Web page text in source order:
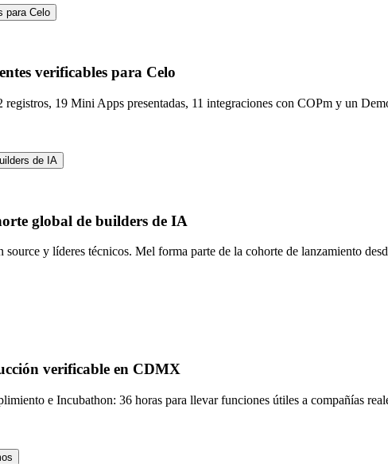
para Celo
verificables para Celo
19 Mini Apps presentadas, 11 integraciones con COPm y un
de IA
global de builders de IA
y líderes técnicos. Mel forma parte de la cohorte de lanzamiento
verificable en CDMX
e Incubathon: 36 horas para llevar funciones útiles a compañías